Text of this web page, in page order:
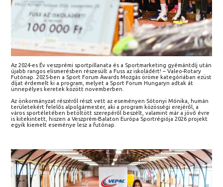
Az 2024-es Év veszprémi sportpillanata és a Sportmarketing gyémántdíj után
újabb rangos elismerésben részesült a Fuss az iskoládért! – Valeo-Rotary
Futónap. 2025-ben a Sport Forum Awards Mozgás öröme kategóriában ezüst
díjat érdemelt ki a program, melyet a Sport Forum Hungaryn adtak át
ünnepélyes keretek között novemberben.
Az önkormányzat részéről részt vett az eseményen Sótonyi Mónika, humán
területekért felelős alpolgármester, aki a program közösségi erejéről, a
város sportéletében betöltött szerepéről beszélt, valamint már a jövő évre
is kitekintett, hiszen a Veszprém-Balaton Európa Sportrégiója 2026 projekt
egyik kiemelt eseménye lesz a futónap.